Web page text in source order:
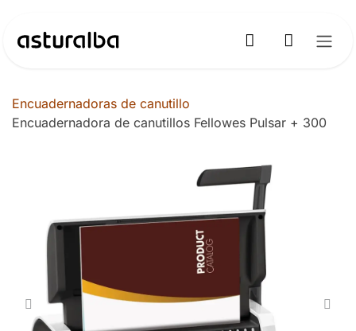
Encuadernadoras de canutillo
Encuadernadora de canutillos Fellowes Pulsar + 300